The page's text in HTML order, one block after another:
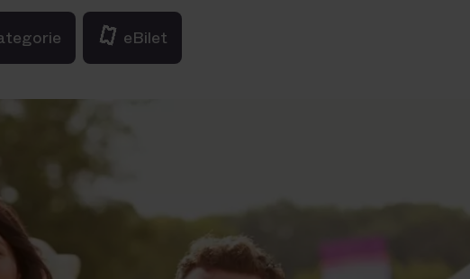
eBilet